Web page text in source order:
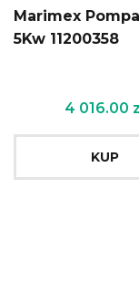
Marimex
5Kw 11200358
4 016.00
KUP